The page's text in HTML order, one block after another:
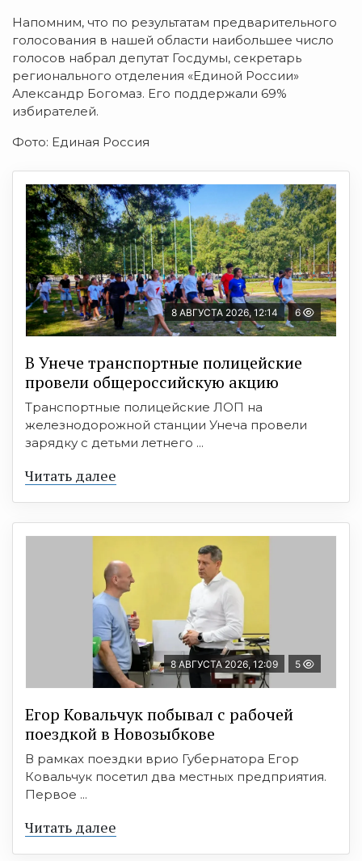
Напомним, что по результатам предварительного
голосования в нашей области наибольшее число
голосов набрал депутат Госдумы, секретарь
регионального отделения «Единой России»
Александр Богомаз. Его поддержали 69%
избирателей.
Фото: Единая Россия
8 АВГУСТА 2026, 12:14 6
В Унече транспортные полицейские
провели общероссийскую акцию
Транспортные полицейские ЛОП на
железнодорожной станции Унеча провели
зарядку с детьми летнего ...
Читать далее
8 АВГУСТА 2026, 12:09 5
Егор Ковальчук побывал с рабочей
поездкой в Новозыбкове
В рамках поездки врио Губернатора Егор
Ковальчук посетил два местных предприятия.
Первое ...
Читать далее